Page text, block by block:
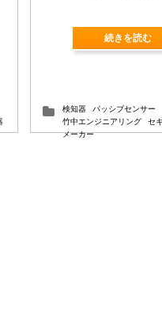
続きを読む
検知器
パッシブセンサー
竹中エンジニアリング
セ
メーカー